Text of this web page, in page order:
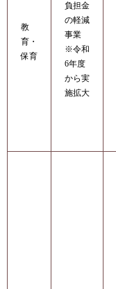
教
育・
保育
負担金
の軽減
事業
※令和
6年度
から実
施拡大